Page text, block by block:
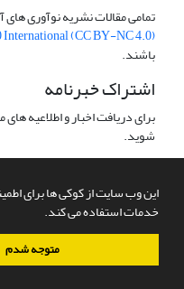
این وب سایت از کوکی ها برای
خدمات استفاده می کند.
متوجه شدم
تمامی مقالات نشریه نوآوری
(CC BY-NC 4.0)
باشند.
اشتراک خبرنامه
برای دریافت اخبار و اطلاعیه
شوید.
سامانه مدیریت نشریات علمی.